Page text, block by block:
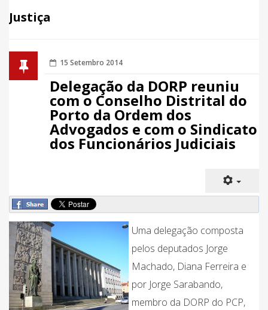
Justiça
15 Setembro 2014
Delegação da DORP reuniu
com o Conselho Distrital do
Porto da Ordem dos
Advogados e com o Sindicato
dos Funcionários Judiciais
Uma delegação composta
pelos deputados Jorge
Machado, Diana Ferreira e
por Jorge Sarabando,
membro da DORP do PCP,